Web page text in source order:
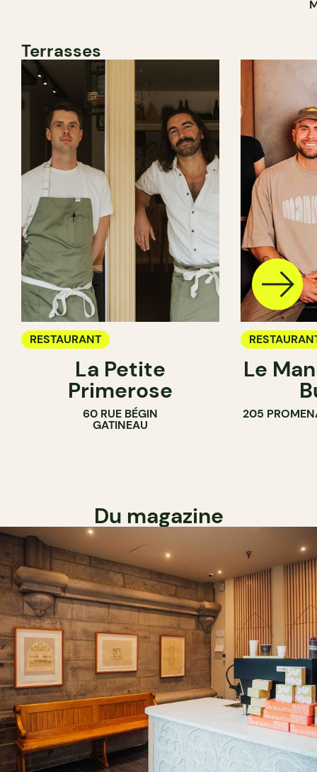
Terrasses
RESTAURANT
La Petite
Primerose
60 RUE BÉGIN
GATINEAU
Le
205
Du magazine